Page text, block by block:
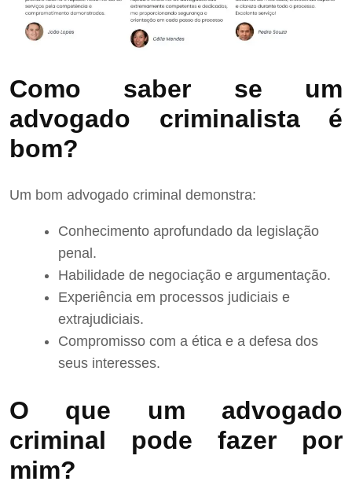
Como saber se um
advogado criminalista é
bom?
Um bom advogado criminal demonstra:
Conhecimento aprofundado da legislação
penal.
Habilidade de negociação e argumentação.
Experiência em processos judiciais e
extrajudiciais.
Compromisso com a ética e a defesa dos
seus interesses.
O que um advogado
criminal pode fazer por
mim?